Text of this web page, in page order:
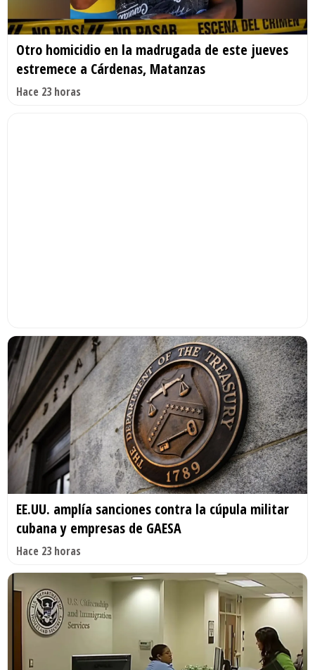
Otro homicidio en la madrugada de este jueves
estremece a Cárdenas, Matanzas
Hace 23 horas
EE.UU. amplía sanciones contra la cúpula militar
cubana y empresas de GAESA
Hace 23 horas